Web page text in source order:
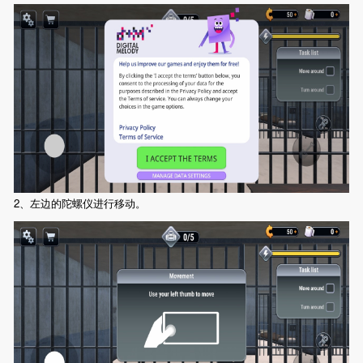
2、左边的陀螺仪进行移动。